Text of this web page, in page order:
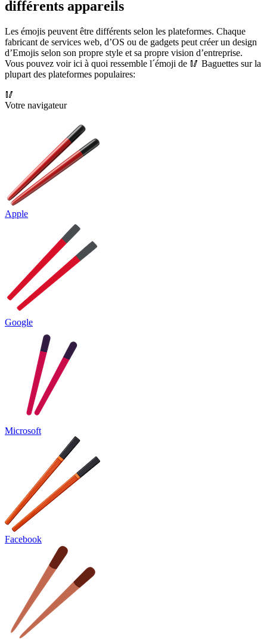
différents appareils
Les émojis peuvent être différents selon les plateformes. Chaque
fabricant de services web, d’OS ou de gadgets peut créer un design
d’Emojis selon son propre style et sa propre vision d’entreprise.
Vous pouvez voir ici à quoi ressemble l´émoji de 🥢 Baguettes sur la
plupart des plateformes populaires:
🥢
Votre navigateur
Apple
Google
Microsoft
Facebook